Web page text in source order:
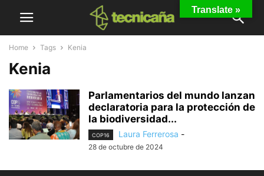
Home Tags Kenia
Kenia
Parlamentarios del mundo lanzan
declaratoria para la protección de
la biodiversidad...
COP16 Laura Ferrerosa -
28 de octubre de 2024
Translate »